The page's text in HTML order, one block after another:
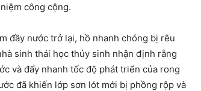
công cộng.
đầy nước trở lại, hồ nhanh chóng bị rêu
sinh thái học thủy sinh nhận định rằng
và đẩy nhanh tốc độ phát triển của rong
đã khiến lớp sơn lót mới bị phồng rộp và